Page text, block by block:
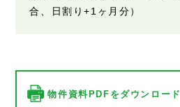
合、日割り+1ヶ月分）
物件資料PDFをダウンロード